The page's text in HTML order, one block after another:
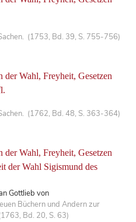
(1753, Bd. 39, S. 755-756)
der Wahl, Freyheit, Gesetzen
(1762, Bd. 48, S. 363-364)
der Wahl, Freyheit, Gesetzen
der Wahl Sigismund des
Gottlieb von
Büchern und Andern zur
Bd. 20, S. 63)